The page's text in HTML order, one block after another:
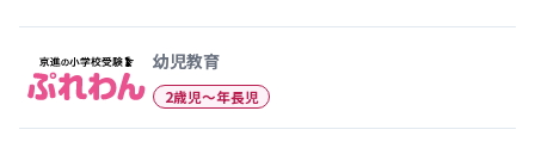
幼児教育
2歳児〜年長児